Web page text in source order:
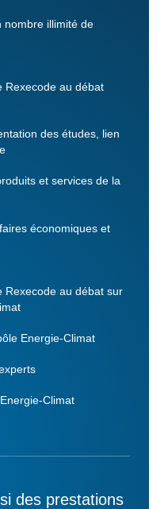
nombre illimité de
Rexecode au débat
des études, lien
et services de la
économiques et
Rexecode au débat sur
Energie-Climat
Climat
des prestations